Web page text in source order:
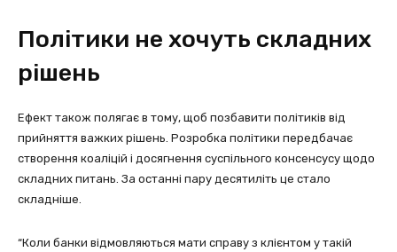
Політики не хочуть складних
рішень
Ефект також полягає в тому, щоб позбавити політиків від
прийняття важких рішень. Розробка політики передбачає
створення коаліцій і досягнення суспільного консенсусу щодо
складних питань. За останні пару десятиліть це стало
складніше.
“Коли банки відмовляються мати справу з клієнтом у такій